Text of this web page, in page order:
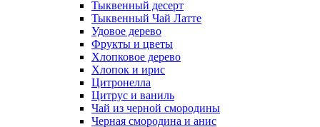
Тыквенный десерт
Тыквенный Чай Латте
Удовое дерево
Фрукты и цветы
Хлопковое дерево
Хлопок и ирис
Цитронелла
Цитрус и ваниль
Чай из черной смородины
Черная смородина и анис